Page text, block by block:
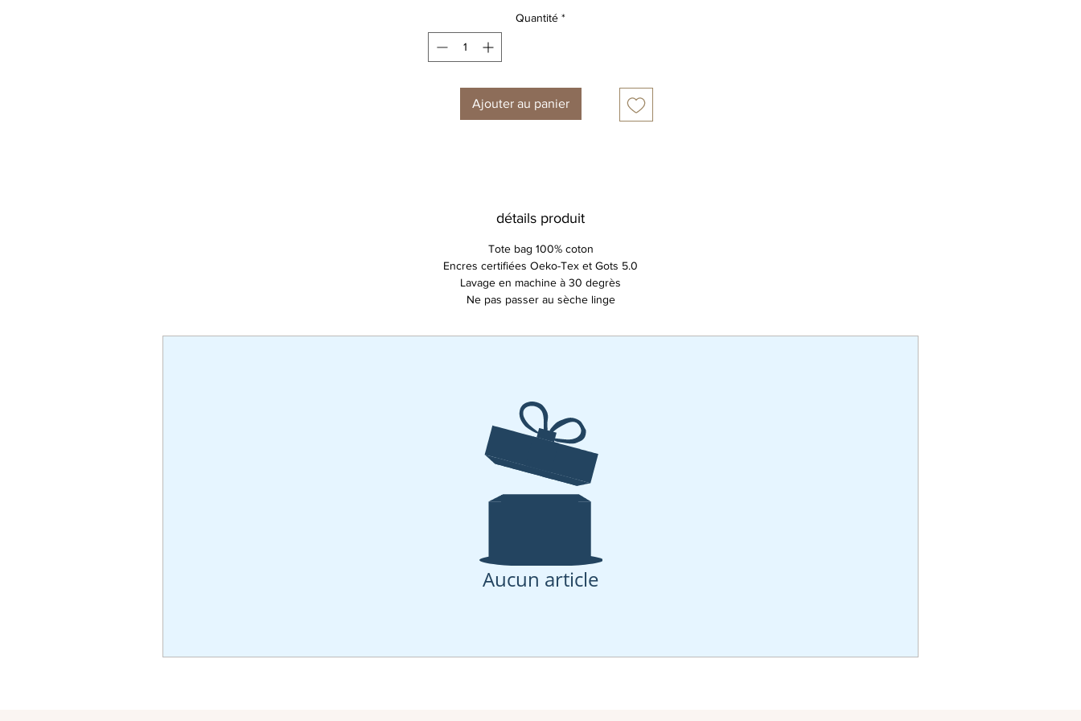
Quantité *
Ajouter au panier
détails produit
Tote bag 100% coton
Encres certifiées Oeko-Tex et Gots 5.0
Lavage en machine à 30 degrès
Ne pas passer au sèche linge
Aucun article